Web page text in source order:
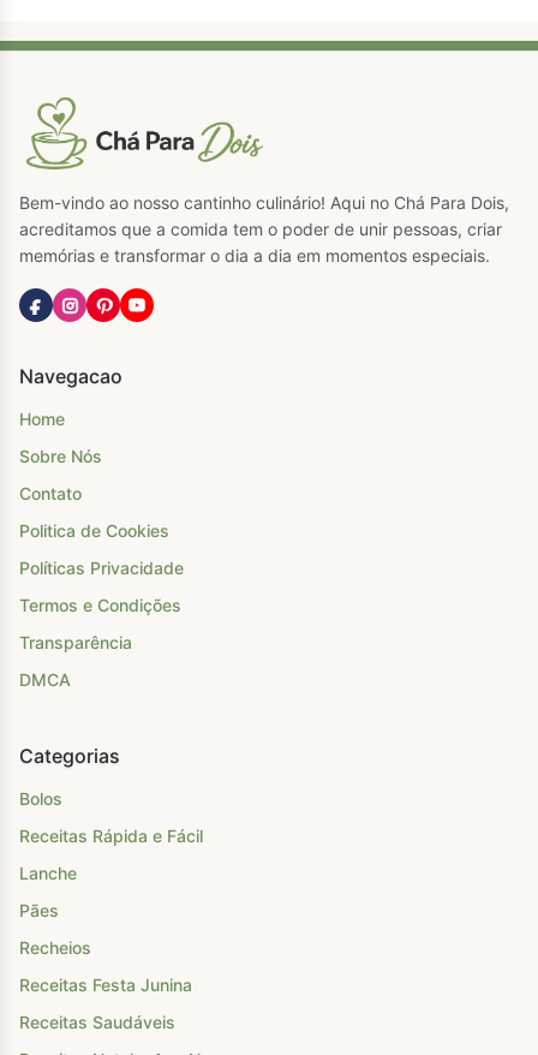
Bem-vindo ao nosso cantinho culinário! Aqui no Chá Para Dois,
acreditamos que a comida tem o poder de unir pessoas, criar
memórias e transformar o dia a dia em momentos especiais.
Navegacao
Home
Sobre Nós
Contato
Politica de Cookies
Políticas Privacidade
Termos e Condições
Transparência
DMCA
Categorias
Bolos
Receitas Rápida e Fácil
Lanche
Pães
Recheios
Receitas Festa Junina
Receitas Saudáveis